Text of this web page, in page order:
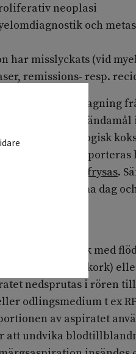
neoplasi
och
har misslyckats (vid
remissions- resp.
kan provtagning
För detta ändamål
med fysiologisk
och transporteras
inte frysas.
helst samma dag
diagnostik med
(grön kork)
nedsprutas i rören
odlingsmedium t ex
av aspiratet
att undvika